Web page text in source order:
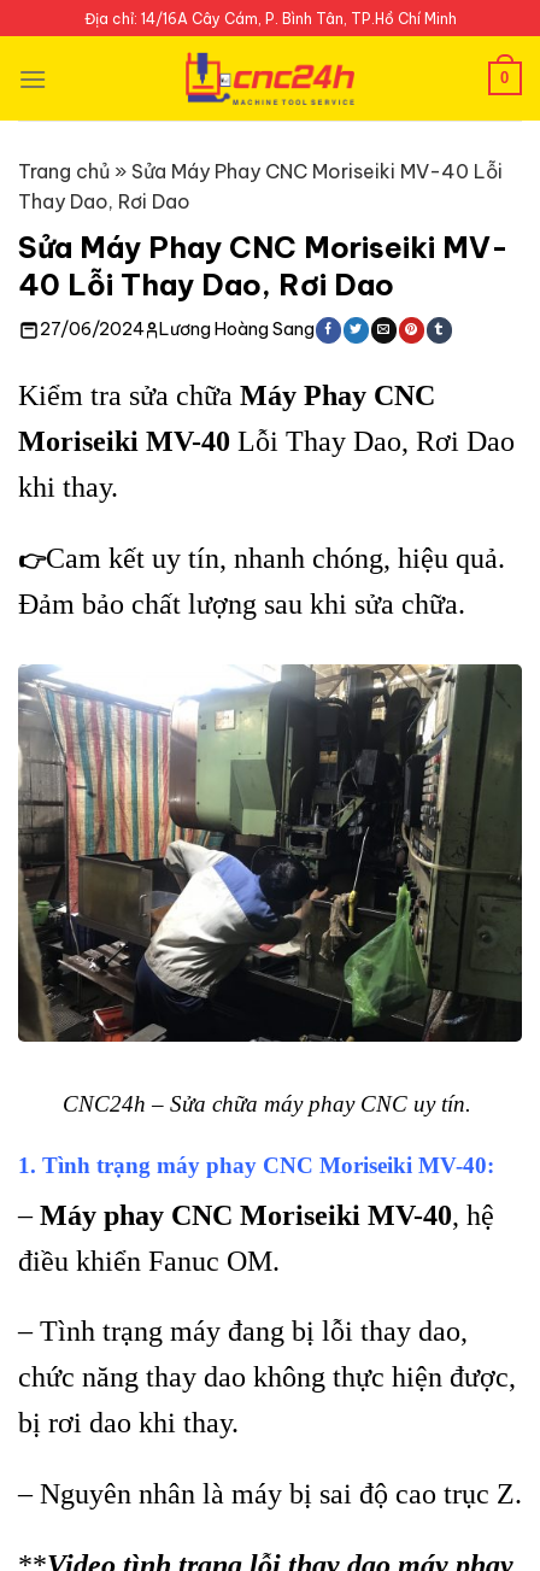
to
content
Địa chỉ: 14/16A Cây Cám, P. Bình Tân, TP.Hồ Chí Minh
0
Trang chủ » Sửa Máy Phay CNC Moriseiki MV-40 Lỗi
Thay Dao, Rơi Dao
Sửa Máy Phay CNC Moriseiki MV-
40 Lỗi Thay Dao, Rơi Dao
27/06/2024 Lương Hoàng Sang
Kiểm tra sửa chữa Máy Phay CNC
Moriseiki MV-40 Lỗi Thay Dao, Rơi Dao
khi thay.
👉Cam kết uy tín, nhanh chóng, hiệu quả.
Đảm bảo chất lượng sau khi sửa chữa.
CNC24h – Sửa chữa máy phay CNC uy tín.
1. Tình trạng máy phay CNC Moriseiki MV-40:
–Máy phay CNC Moriseiki MV-40, hệ
điều khiển Fanuc OM.
– Tình trạng máy đang bị lỗi thay dao,
chức năng thay dao không thực hiện được,
bị rơi dao khi thay.
– Nguyên nhân là máy bị sai độ cao trục Z.